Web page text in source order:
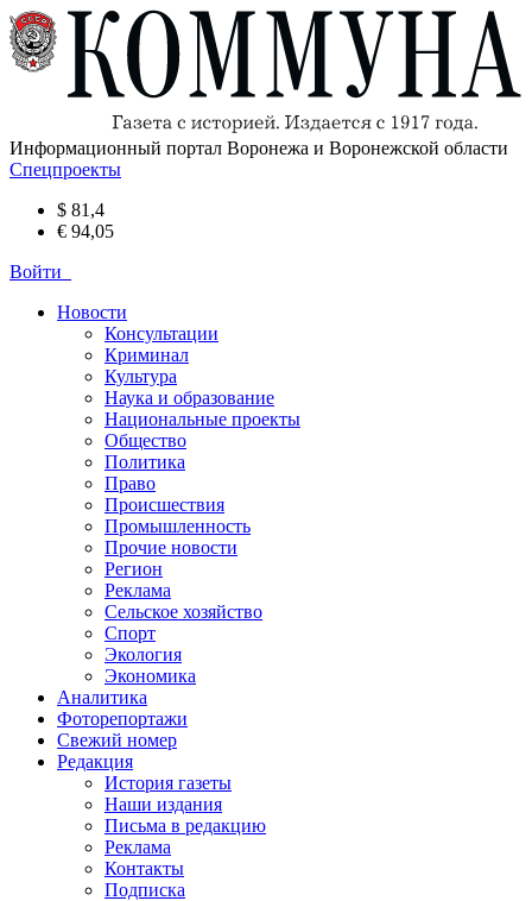
Информационный портал Воронежа и Воронежской области
Спецпроекты
$ 81,4
€ 94,05
Войти
Новости
Консультации
Криминал
Культура
Наука и образование
Национальные проекты
Общество
Политика
Право
Происшествия
Промышленность
Прочие новости
Регион
Реклама
Сельское хозяйство
Спорт
Экология
Экономика
Аналитика
Фоторепортажи
Свежий номер
Редакция
История газеты
Наши издания
Письма в редакцию
Реклама
Контакты
Подписка